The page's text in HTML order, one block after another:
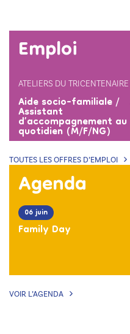
Emploi
ATELIERS DU TRICENTENAIRE
Aide socio-familiale /
Assistant
d’accompagnement au
quotidien (M/F/NG)
TOUTES LES OFFRES D’EMPLOI
Agenda
06 juin
Family Day
VOIR L’AGENDA